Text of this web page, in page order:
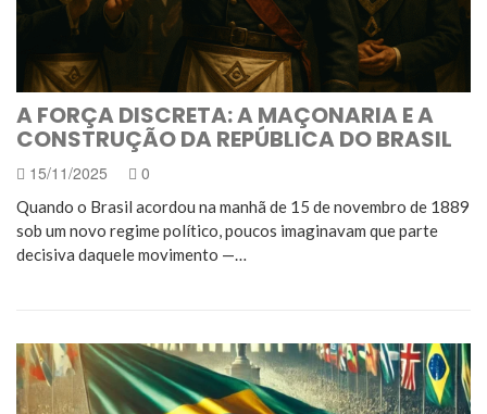
A FORÇA DISCRETA: A MAÇONARIA E A
CONSTRUÇÃO DA REPÚBLICA DO BRASIL
15/11/2025 0
Quando o Brasil acordou na manhã de 15 de novembro de 1889
sob um novo regime político, poucos imaginavam que parte
decisiva daquele movimento —…